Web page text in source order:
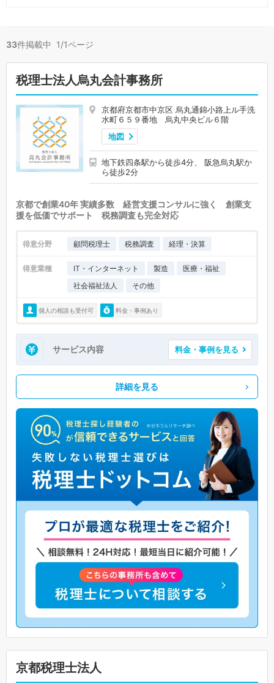
33件掲載中 1/1ページ
税理士法人烏丸会計事務所
京都府京都市中京区 烏丸通錦小路上ル手洗
水町６５９番地 烏丸中央ビル６階
地図
地下鉄四条駅から徒歩4分、 阪急烏丸駅か
ら徒歩2分
京都で創業40年 実績多数 経営支援コンサルに強く 創業支
援を低価でサポート 税務調査も完全対応
得意分野 顧問税理士 税務調査 経理・決算
得意業種 IT・インターネット 製造
医療・福祉
社会福祉法人
その他
個人の相談も受付可 料金・事例あり
サービス内容 料金・事例を見る
詳細を見る
京都税理士法人